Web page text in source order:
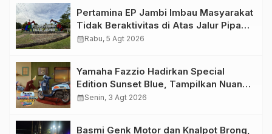
Pertamina EP Jambi Imbau Masyarakat
Tidak Beraktivitas di Atas Jalur Pipa
Migas Demi Keselamatan Bersama
calendar_monthRabu, 5 Agt 2026
Yamaha Fazzio Hadirkan Special
Edition Sunset Blue, Tampilkan Nuansa
Retro Summer yang Semakin Skena
calendar_monthSenin, 3 Agt 2026
Basmi Genk Motor dan Knalpot Brong,